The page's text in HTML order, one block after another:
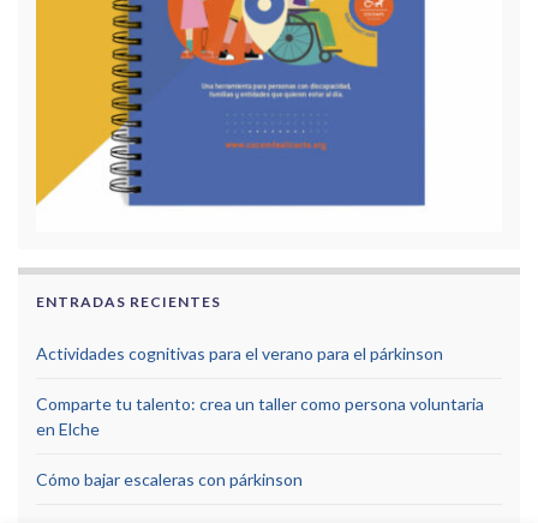
ENTRADAS RECIENTES
Actividades cognitivas para el verano para el párkinson
Comparte tu talento: crea un taller como persona voluntaria
en Elche
Cómo bajar escaleras con párkinson